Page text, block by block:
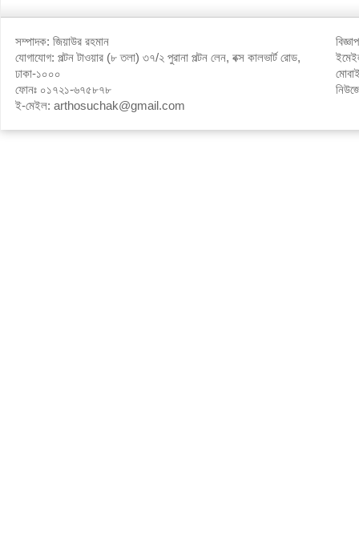
সম্পাদক: জিয়াউর রহমান
যোগাযোগ: পল্টন টাওয়ার (৮ তলা) ৩৭/২ পুরানা পল্টন লেন, বক্স কালভার্ট রোড,
ঢাকা-১০০০
ফোনঃ ০১৭২১-৬৭৫৮৭৮
ই-মেইল: arthosuchak@gmail.com